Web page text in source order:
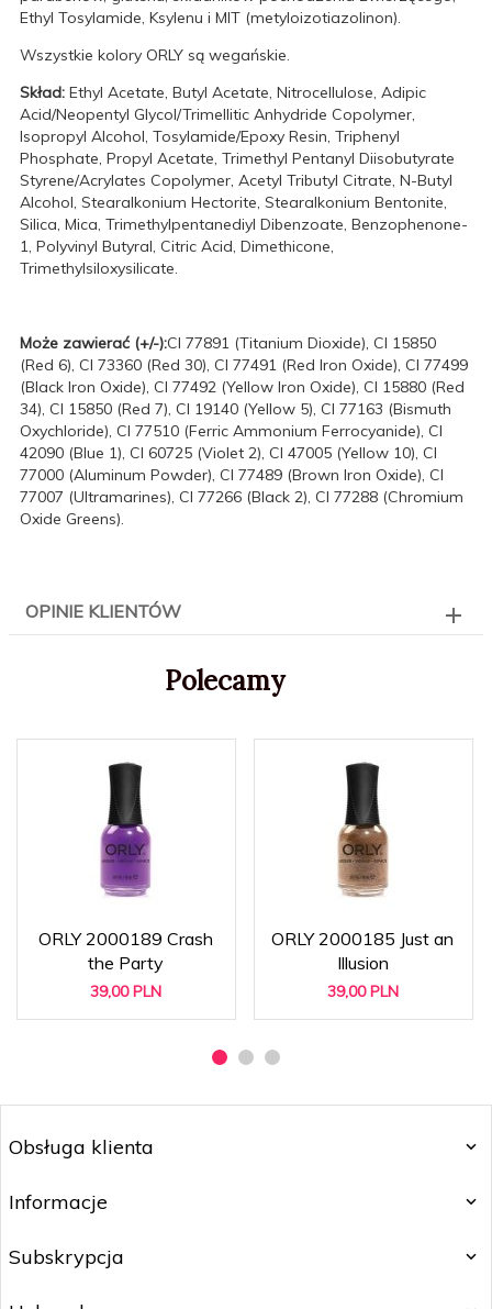
Ethyl Tosylamide, Ksylenu i MIT (metyloizotiazolinon).
Wszystkie kolory ORLY są wegańskie.
Skład: Ethyl Acetate, Butyl Acetate, Nitrocellulose, Adipic
Acid/Neopentyl Glycol/Trimellitic Anhydride Copolymer,
Isopropyl Alcohol, Tosylamide/Epoxy Resin, Triphenyl
Phosphate, Propyl Acetate, Trimethyl Pentanyl Diisobutyrate
Styrene/Acrylates Copolymer, Acetyl Tributyl Citrate, N-Butyl
Alcohol, Stearalkonium Hectorite, Stearalkonium Bentonite,
Silica, Mica, Trimethylpentanediyl Dibenzoate, Benzophenone-
1, Polyvinyl Butyral, Citric Acid, Dimethicone,
Trimethylsiloxysilicate.
Może zawierać (+/-):CI 77891 (Titanium Dioxide), CI 15850
(Red 6), CI 73360 (Red 30), CI 77491 (Red Iron Oxide), CI 77499
(Black Iron Oxide), CI 77492 (Yellow Iron Oxide), CI 15880 (Red
34), CI 15850 (Red 7), CI 19140 (Yellow 5), CI 77163 (Bismuth
Oxychloride), CI 77510 (Ferric Ammonium Ferrocyanide), CI
42090 (Blue 1), CI 60725 (Violet 2), CI 47005 (Yellow 10), CI
77000 (Aluminum Powder), CI 77489 (Brown Iron Oxide), CI
77007 (Ultramarines), CI 77266 (Black 2), CI 77288 (Chromium
Oxide Greens).
OPINIE KLIENTÓW
Polecamy
ORLY 2000189 Crash
the Party
39,00 PLN
ORLY 2000185 Just an
Illusion
39,00 PLN
Obsługa klienta
Informacje
Subskrypcja